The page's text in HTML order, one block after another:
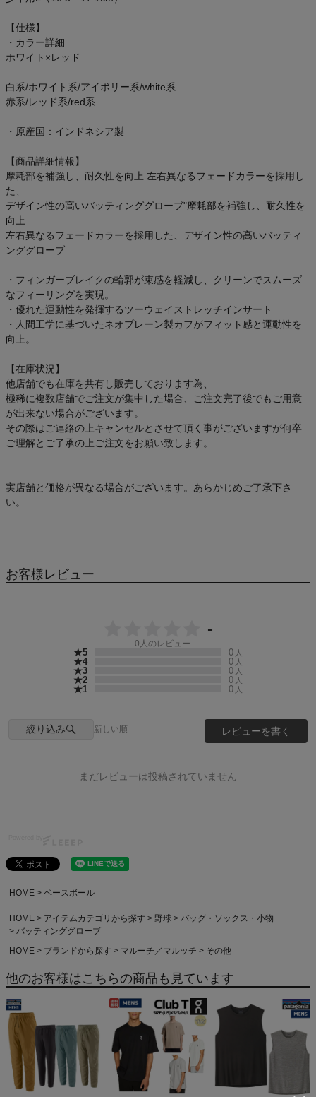
スタッフコーディネート
スタッフブログ
【仕様】
・カラー詳細
ホワイト×レッド
白系/ホワイト系/アイボリー系/white系
赤系/レッド系/red系
・原産国：インドネシア製
【商品詳細情報】
摩耗部を補強し、耐久性を向上 左右異なるフェードカラーを採用し
た、
デザイン性の高いバッティンググローブ"摩耗部を補強し、耐久性を
向上
左右異なるフェードカラーを採用した、デザイン性の高いバッティ
ンググローブ
・フィンガーブレイクの輪郭が束感を軽減し、クリーンでスムーズ
なフィーリングを実現。
・優れた運動性を発揮するツーウェイストレッチインサート
・人間工学に基づいたネオプレーン製カフがフィット感と運動性を
向上。
【在庫状況】
他店舗でも在庫を共有し販売しております為、
極稀に複数店舗でご注文が集中した場合、ご注文完了後でもご用意
が出来ない場合がございます。
その際はご連絡の上キャンセルとさせて頂く事がございますが何卒
ご理解とご了承の上ご注文をお願い致します。
実店舗と価格が異なる場合がございます。あらかじめご了承下さ
い。
お客様レビュー
-
0 人のレビュー
★5 0 人
★4 0 人
★3 0 人
★2 0 人
★1 0 人
絞り込み 新しい順 レビューを書く
まだレビューは投稿されていません
HOME ベースボール
HOME アイテムカテゴリから探す 野球
バッグ・ソックス・小物
バッティンググローブ
HOME
ブランドから探す マルーチ／マルッチ その他
他のお客様はこちらの商品も見ています